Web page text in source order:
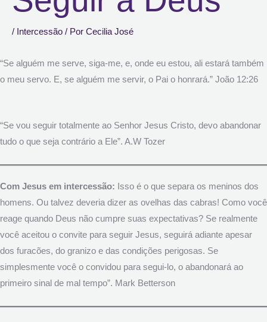
/ Intercessão / Por Cecilia José
“Se alguém me serve, siga-me, e, onde eu estou, ali estará também
o meu servo. E, se alguém me servir, o Pai o honrará.” João 12:26
“Se vou seguir totalmente ao Senhor Jesus Cristo, devo abandonar
tudo o que seja contrário a Ele”. A.W Tozer
Com Jesus em intercessão: Isso é o que separa os meninos dos
homens. Ou talvez deveria dizer as ovelhas das cabras! Como você
reage quando Deus não cumpre suas expectativas? Se realmente
você aceitou o convite para seguir Jesus, seguirá adiante apesar
dos furacões, do granizo e das condições perigosas. Se
simplesmente você o convidou para segui-lo, o abandonará ao
primeiro sinal de mal tempo”. Mark Betterson